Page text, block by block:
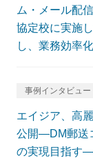
ム・メール配
協定校に実施
し、業務効率
事例インタビュー
エイジア、高
公開―DM郵送
の実現目指す―